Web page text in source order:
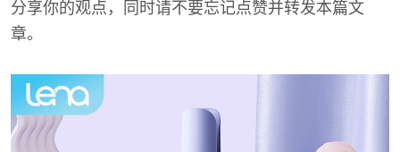
分享你的观点，同时请不要忘记点赞并转发本篇文
章。